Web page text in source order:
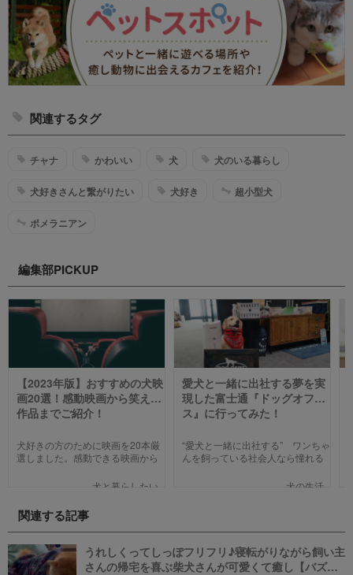
関連するタグ
チャナ かわいい 犬 犬のいる暮らし
犬好きさんと繋がりたい 犬好き 超小型犬
ポメラニアン
編集部PICKUP
【2023年版】おすすめの犬映
画20選！感動映画から笑える
作品までご紹介！
犬好きの方のために映画を20本厳
選しました。感動できる映画から
で、犬の名作映画を邦画7本,洋画7
ぞれの映画の魅力やあらすじを短
い文章で簡潔に紹介しています。
映画選びの参考にしていただけれ
ばと思います。
犬と暮らしたい
愛犬と一緒に出社する夢を実
現した富士通『ドッグオフィ
ス』に行ってみた！
“愛犬と一緒に出社する” ワンちゃ
んを飼っている社会人なら憧れる
そんな夢のような取り組みを富士
新たに設立された【ドッグオフィ
ス】を取材してきました！
犬の生活
関連する記事
うれしくってしっぽフリフリ♪寝転がりながら飼い主
さんの帰宅を喜ぶ柴犬さんが可愛くて癒し【バズ